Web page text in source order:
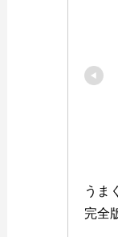
うま
完全